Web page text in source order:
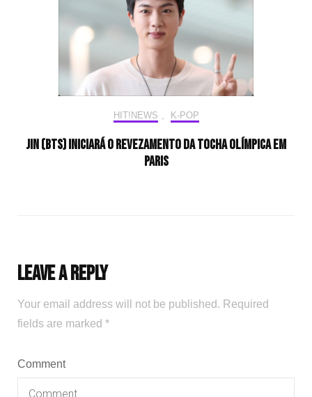
HIT!NEWS , K-POP
Jin (BTS) iniciará o revezamento da tocha olímpica em
Paris
Leave a Reply
Your email address will not be published. Required
fields are marked *
Comment